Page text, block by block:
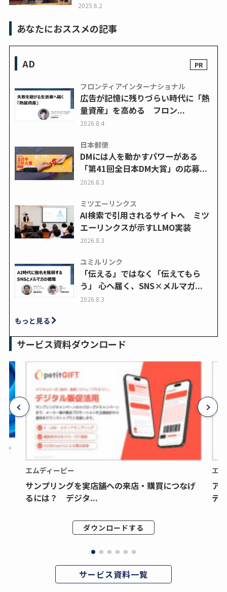
2025.6.2
あなたにおススメの記事
AD
フロンティアインターナショナル
広告が記憶に残りづらい時代に「熱
量資産」を高める フロン...
2026.8.4
日本郵便
DMには人を動かすパワーがある
「第41回全日本DM大賞」の応募...
2026.8.3
ミツエーリンクス
AI検索で引用されるサイトへ ミツ
エーリンクスが示すLLMO実装
2026.8.3
ユミルリンク
「伝える」ではなく「伝えてもら
う」 心へ届く、SNS×メルマガ...
2026.8.3
もっと見る
サービス資料ダウンロード
エムディーピー
サンプリングを実店舗への来店・購買につなげ
るには？ デジタ...
ダウンロードする
エ
ア
デ
サービス資料一覧